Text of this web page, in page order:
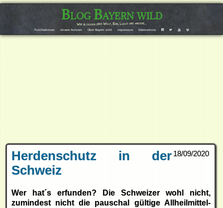
Blog Bayern wild
Wir bloggen über Wolf, Bär, Luchs und andere…
Publikationen Unsere Autoren Über Bayern wild Impressum Datenschutz F T Y V
18/09/2020
Herdenschutz in der
Schweiz
Wer hat´s erfunden? Die Schweizer wohl nicht,
zumindest nicht die pauschal gültige Allheilmittel-